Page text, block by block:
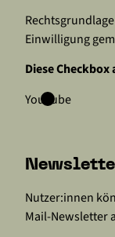
Einwilligung
Diese
YouTube
Nutzer:innen
Mail-Newsletter